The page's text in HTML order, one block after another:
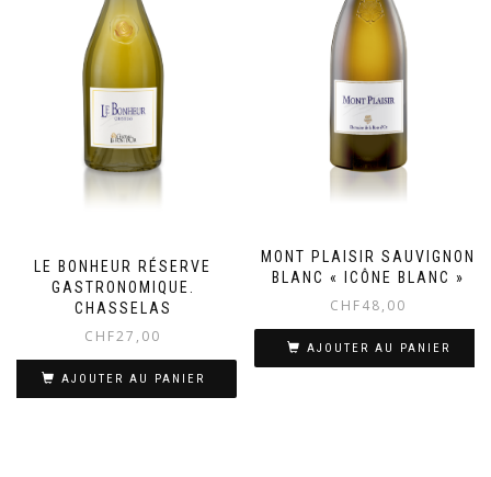
LE BONHEUR RÉSERVE
GASTRONOMIQUE.
CHASSELAS
CHF27,00
AJOUTER AU PANIER
MONT PLAISIR SAUVIGNON
BLANC « ICÔNE BLANC »
CHF48,00
AJOUTER AU PANIER